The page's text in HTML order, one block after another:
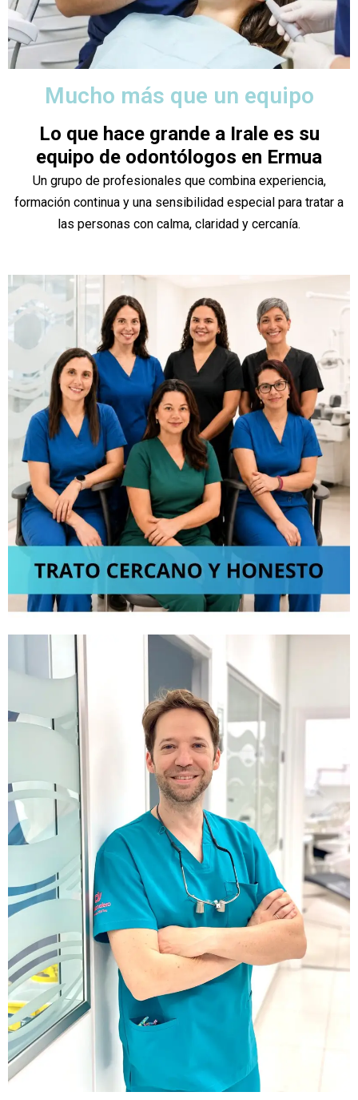
Mucho más que un equipo
Lo que hace grande a Irale es su
equipo de odontólogos en Ermua
Un grupo de profesionales que combina experiencia,
formación continua y una sensibilidad especial para tratar a
las personas con calma, claridad y cercanía.